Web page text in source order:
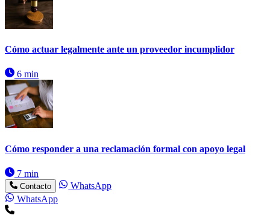
Cómo actuar legalmente ante un proveedor incumplidor
6 min
Cómo responder a una reclamación formal con apoyo legal
7 min
Contacto
WhatsApp
WhatsApp